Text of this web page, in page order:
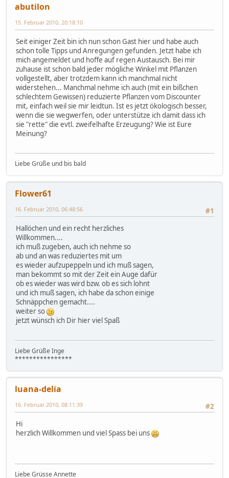
abutilon
15. Februar 2010, 20:18:10
Seit einiger Zeit bin ich nun schon Gast hier und habe auch
schon tolle Tipps und Anregungen gefunden. Jetzt habe ich
mich angemeldet und hoffe auf regen Austausch. Bei mir
zuhause ist schon bald jeder mögliche Winkel mit Pflanzen
vollgestellt, aber trotzdem kann ich manchmal nicht
widerstehen... Manchmal nehme ich auch (mit ein bißchen
schlechtem Gewissen) reduzierte Pflanzen vom Discounter
mit, einfach weil sie mir leidtun. Ist es jetzt ökologisch besser,
wenn die sie wegwerfen, oder unterstütze ich damit dass ich
sie "rette" die evtl. zweifelhafte Erzeugung? Wie ist Eure
Meinung?
Liebe Grüße und bis bald
Flower61
#1
16. Februar 2010, 06:48:56
Hallöchen und ein recht herzliches
Willkommen....
ich muß zugeben, auch ich nehme so
ab und an was reduziertes mit um
es wieder aufzupeppeln und ich muß sagen,
man bekommt so mit der Zeit ein Auge dafür
ob es wieder was wird bzw. ob es sich lohnt
und ich muß sagen, ich habe da schon einige
Schnäppchen gemacht....
weiter so
jetzt wünsch ich Dir hier viel Spaß
Liebe Grüße Inge
****************
luana-delia
#2
16. Februar 2010, 08:11:39
Hi
herzlich Willkommen und viel Spass bei uns
Liebe Grüsse Annette